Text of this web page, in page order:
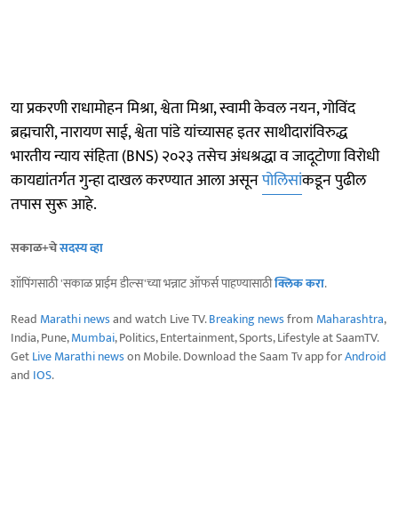
या प्रकरणी राधामोहन मिश्रा, श्वेता मिश्रा, स्वामी केवल नयन, गोविंद
ब्रह्मचारी, नारायण साई, श्वेता पांडे यांच्यासह इतर साथीदारांविरुद्ध
भारतीय न्याय संहिता (BNS) २०२३ तसेच अंधश्रद्धा व जादूटोणा विरोधी
कायद्यांतर्गत गुन्हा दाखल करण्यात आला असूनपोलिसांकडून पुढील
तपास सुरू आहे.
सकाळ+चेसदस्य व्हा
शॉपिंगसाठी 'सकाळ प्राईम डील्स'च्या भन्नाट ऑफर्स पाहण्यासाठीक्लिक करा.
Read Marathi newsand watch Live TV.Breaking newsfrom Maharashtra,
India, Pune,Mumbai, Politics, Entertainment, Sports, Lifestyle at SaamTV.
GetLive Marathi newson Mobile. Download the Saam Tv app forAndroid
and IOS.